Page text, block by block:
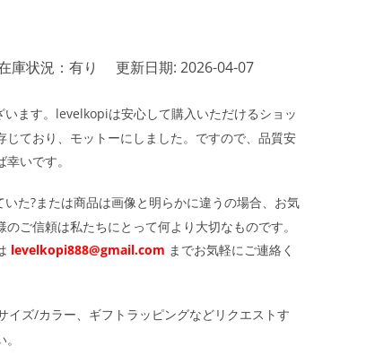
庫状況：有り 更新日期: 2026-04-07
ます。levelkopiは安心して購入いただけるショッ
ており、モットーにしました。ですので、品質安
いです。
た?または商品は画像と明らかに違うの場合、お気
ご信頼は私たちにとって何より大切なものです。
levelkopi888@gmail.com までお気軽にご連絡く
イズ/カラー、ギフトラッピングなどリクエストす